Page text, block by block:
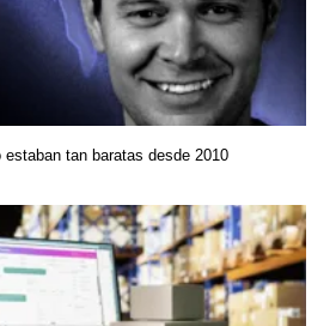
estaban tan baratas desde 2010